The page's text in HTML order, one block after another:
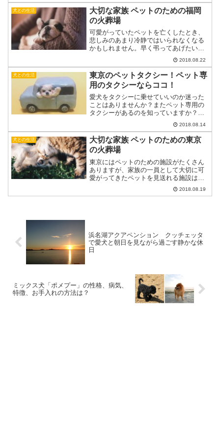
フ」です。今回は、フライングドッグ写
真の撮影に適した一眼レフ...
犬との生活
大切な家族 ペットのための福岡
の火葬場
可愛がっていたペットを亡くしたとき、
悲しみのあまり冷静ではいられなくなる
かもしれません。早く弔ってあげたいけ
れど、どうしたらいいのかわからないと
いうこともあるでしょう。いざというと
きに大切な家族を安心して任せるため
に、福岡にはどんな火葬場が...
2018.08.22
犬との生活
東京のペットタクシー！ペット専
用のタクシーならココ！
愛犬をタクシーに乗せていいのか迷った
ことはありませんか？またペット専用の
タクシーがあるのを知っていますか？こ
の記事では愛犬とのお出かけや引っ越
し、緊急時の交通手段として、知ってお
くと便利な東京近郊のペットタクシーに
ついて紹介していきます。ペ...
2018.08.14
犬との生活
大切な家族 ペットのための東京
の火葬場
東京にはペットのための施設がたくさん
ありますが、家族の一員として大切に可
愛がってきたペットを見送れる施設はど
んなところがあるのでしょうか。ペット
への感謝を込めて、心に残るお別れが出
2018.08.19
浜名湖アクアペンション クッチェッタ
で愛犬と朝日を見ながら過ごす静かな休
日
ミックス犬「ポメプー」の性格、病気、
特徴、お手入れの方法は？